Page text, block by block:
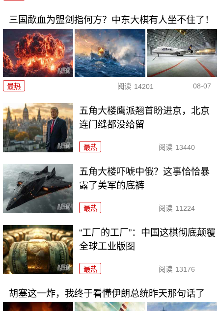
三国歃血为盟剑指何方？中东大棋有人坐不住了！
最热 阅读 14201 08-07
五角大楼鹰派翘首盼进京，北京
连门缝都没给留
最热 阅读 13440
五角大楼吓唬中俄？这事恰恰暴
露了美军的底裤
最热 阅读 11224
“工厂的工厂”：中国这棋彻底颠覆
全球工业版图
最热 阅读 13176
胡塞这一炸，我终于看懂伊朗总统昨天那句话了